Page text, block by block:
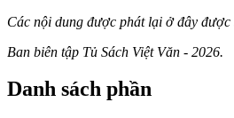
Các nội dung được phát lại ở đây được
Ban biên tập Tủ Sách Việt Văn - 2026.
Danh sách phần